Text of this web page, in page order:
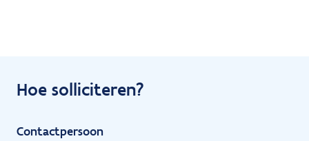
Hoe solliciteren?
Contactpersoon